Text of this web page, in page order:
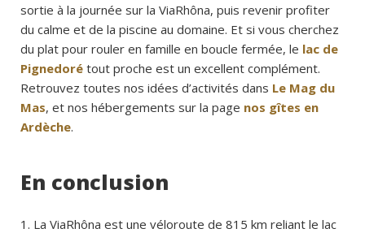
sortie à la journée sur la ViaRhôna, puis revenir profiter
du calme et de la piscine au domaine. Et si vous cherchez
du plat pour rouler en famille en boucle fermée, le lac de
Pignedoré tout proche est un excellent complément.
Retrouvez toutes nos idées d’activités dans Le Mag du
Mas, et nos hébergements sur la page nos gîtes en
Ardèche.
En conclusion
La ViaRhôna est une véloroute de 815 km reliant le lac